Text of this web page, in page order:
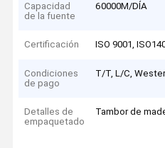
Capacidad
de la fuente
60000M/DÍA
Certificación ISO 9001,
Condiciones
de pago
T/T, L/C,
Detalles de
empaquetado
Tambor de